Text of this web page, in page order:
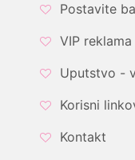
Postavite
VIP reklama
Uputstvo -
Korisni
Kontakt